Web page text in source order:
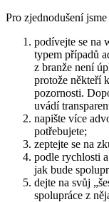
Pro zjednodušení
podívejte se na
typem případů
z branže není
protože někteří
pozornosti.
uvádí
napište více
potřebujete;
zeptejte se na
podle rychlosti
jak bude
dejte na svůj
spolupráce z